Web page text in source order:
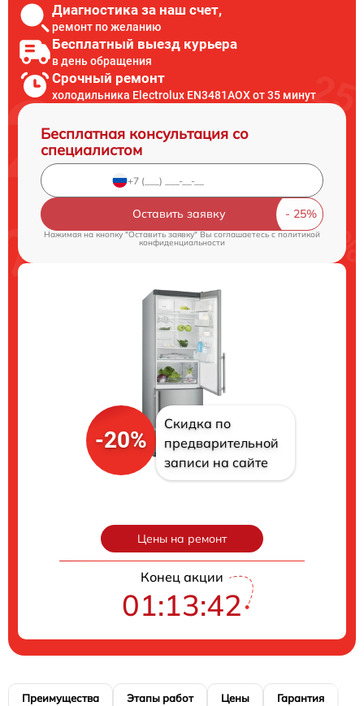
Диагностика за наш счет,
ремонт по желанию
Бесплатный выезд курьера
в день обращения
Срочный ремонт
холодильника Electrolux EN3481AOX от 35 минут
Бесплатная консультация со
специалистом
Оставить заявку
Нажимая на кнопку "Оставить заявку" Вы соглашаетесь c политикой
конфиденциальности
-20%
Скидка по
предварительной
записи на сайте
Цены на ремонт
Конец акции
01:13:41
Преимущества Этапы работ Цены Гарантия